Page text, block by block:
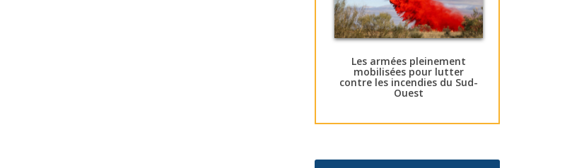
Les armées pleinement
mobilisées pour lutter
contre les incendies du Sud-
Ouest